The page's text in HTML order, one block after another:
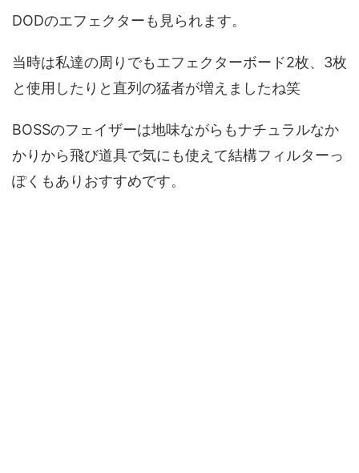
DODのエフェクターも見られます。
当時は私達の周りでもエフェクターボード2枚、3枚
と使用したりと直列の猛者が増えましたね笑
BOSSのフェイザーは地味ながらもナチュラルなか
かりから飛び道具で気にも使えて結構フィルターっ
ぽくもありおすすめです。